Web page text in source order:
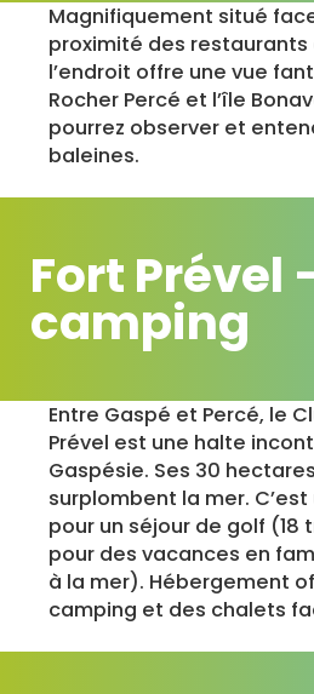
Magnifiquement situé
proximité des restaurants
l’endroit offre une vue
Rocher Percé et l’île
pourrez observer et
baleines.
Fort Prével
camping
Entre Gaspé et Percé, le
Prével est une halte
Gaspésie. Ses 30
surplombent la mer.
pour un séjour de golf (18
pour des vacances en
à la mer). Hébergement
camping et des chalets